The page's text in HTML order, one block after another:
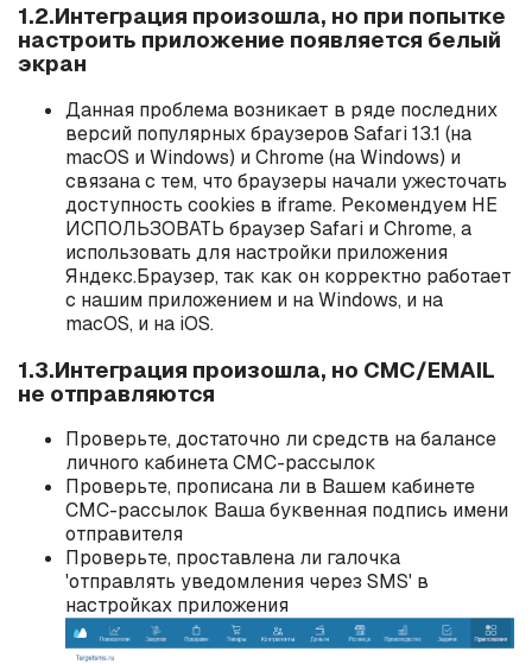
1.2.Интеграция произошла, но при попытке
настроить приложение появляется белый
экран
Данная проблема возникает в ряде последних
версий популярных браузеров Safari 13.1 (на
macOS и Windows) и Chrome (на Windows) и
связана с тем, что браузеры начали ужесточать
доступность cookies в iframe. Рекомендуем НЕ
ИСПОЛЬЗОВАТЬ браузер Safari и Chrome, а
использовать для настройки приложения
Яндекс.Браузер, так как он корректно работает
с нашим приложением и на Windows, и на
macOS, и на iOS.
1.3.Интеграция произошла, но СМС/EMAIL
не отправляются
Проверьте, достаточно ли средств на балансе
личного кабинета СМС-рассылок
Проверьте, прописана ли в Вашем кабинете
СМС-рассылок Ваша буквенная подпись имени
отправителя
Проверьте, проставлена ли галочка
'отправлять уведомления через SMS' в
настройках приложения